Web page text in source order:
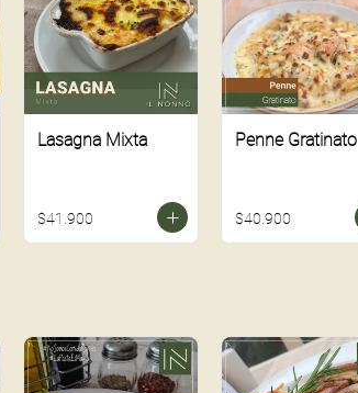
Lasagna Mixta
$41.900
Penne Gratinato
$40.900